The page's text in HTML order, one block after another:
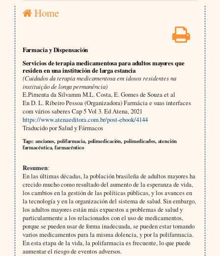
Home
Farmacia y Dispensación
Servicios de terapia medicamentosa para adultos mayores que
residen en una institución de larga estancia
(Cuidados da terapia medicamentosa em idosos residentes na
instituição de longa permanência)
E.Pimenta da Silvamm M.L. Costa, E. Gomes de Souza et al
En D. L. Ribeiro Pessoa (Organizadora) Farmácia e suas interfaces
com vários saberes Cap 5 Vol 3. Ed Atena, 2021
https://www.atenaeditora.com.br/post-ebook/4144
Traducido por Salud y Fármacos
Tags: ancianos, polifarmacia, polimedicación, polimedicados, atención
farmacéutica, farmacéutico
Resumen:
En las últimas décadas, la población brasileña de adultos mayores ha
crecido mucho como resultado del aumento de la esperanza de vida,
los cambios en la gestión de las políticas públicas, y los avances en
la tecnología y en la organización del sistema de salud. Sin embargo,
los adultos mayores están más expuestos a problemas de salud y
particularmente a los relacionados con el uso de medicamentos,
porque se pueden usar de forma inadecuada, se pueden estar tomando
varios medicamentos para la misma dolencia, y por la polifarmacia.
En esta etapa de la vida, la polifarmacia es frecuente, lo que puede
aumentar el riesgo de eventos adversos.